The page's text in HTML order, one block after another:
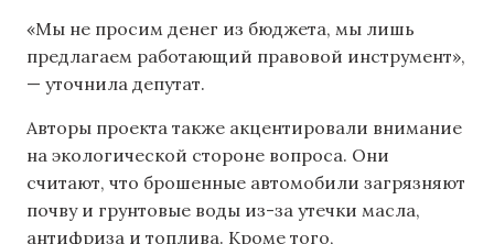
«Мы не просим денег из бюджета, мы лишь
предлагаем работающий правовой инструмент»,
— уточнила депутат.
Авторы проекта также акцентировали внимание
на экологической стороне вопроса. Они
считают, что брошенные автомобили загрязняют
почву и грунтовые воды из-за утечки масла,
антифриза и топлива. Кроме того,